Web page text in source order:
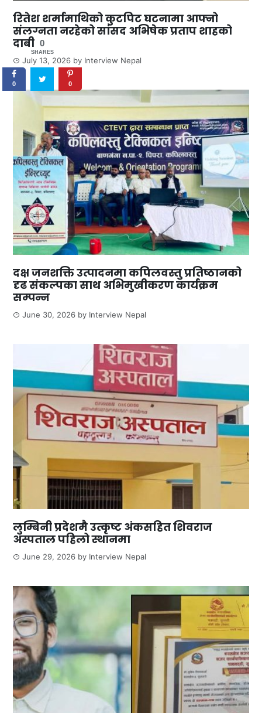
रितेश शर्मामाथिको कुटपिट घटनामा आफ्नो
संलग्नता नरहेको सांसद अभिषेक प्रताप शाहको
दाबी
July 13, 2026 by Interview Nepal
दक्ष जनशक्ति उत्पादनमा कपिलवस्तु प्रतिष्ठानको
दृढ संकल्पका साथ अभिमुखीकरण कार्यक्रम
सम्पन्न
June 30, 2026 by Interview Nepal
लुम्बिनी प्रदेशमै उत्कृष्ट अंकसहित शिवराज
अस्पताल पहिलो स्थानमा
June 29, 2026 by Interview Nepal
0
SHARES
0 0